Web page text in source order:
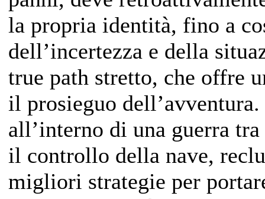
la propria identità, fino a
dell’incertezza e della
true path stretto, che offre
il prosieguo
all’interno di una guerra
il controllo della nave,
migliori strategie per